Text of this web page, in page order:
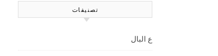
تصنيفات
ع البال